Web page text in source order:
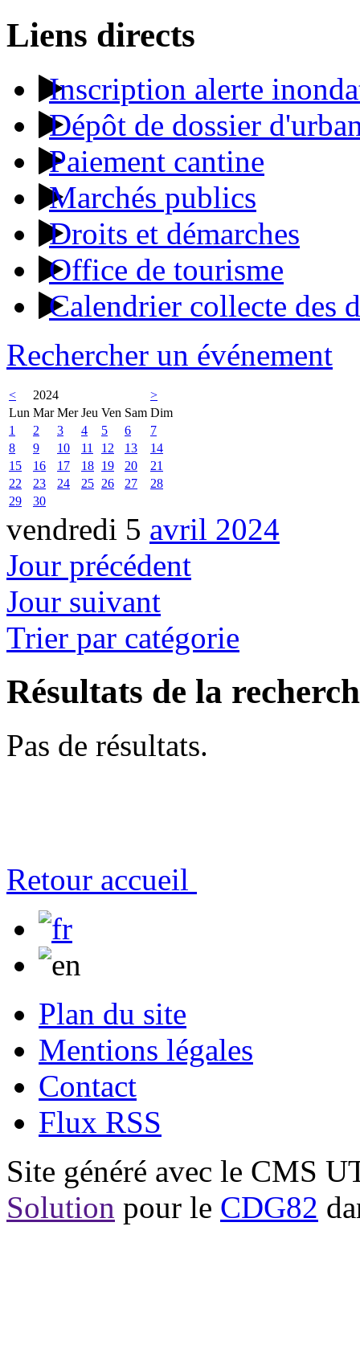
Liens directs
Inscription alerte
Dépôt de dossier
Paiement cantine
Marchés publics
Droits et démarches
Office de tourisme
Calendrier collecte des
Rechercher un événement
< 2024
>
Lun Mar Mer Jeu Ven Sam Dim
1
2 3 4 5 6
7
8
9 10 11 12 13
14
15
16 17 18 19 20
21
22
23 24 25 26 27
28
29
30
vendredi 5 avril 2024
Jour précédent
Jour suivant
Trier par catégorie
Résultats de la
Pas de résultats.
Retour accueil
Plan du site
Mentions légales
Contact
Flux RSS
Site généré avec le CMS
Solution pour le CDG82